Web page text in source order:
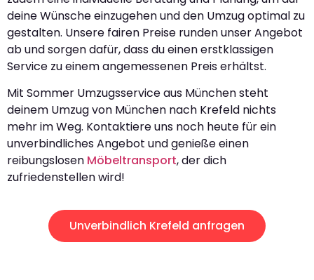
deine Wünsche einzugehen und den Umzug optimal zu
gestalten. Unsere fairen Preise runden unser Angebot
ab und sorgen dafür, dass du einen erstklassigen
Service zu einem angemessenen Preis erhältst.
Mit Sommer Umzugsservice aus München steht
deinem Umzug von München nach Krefeld nichts
mehr im Weg. Kontaktiere uns noch heute für ein
unverbindliches Angebot und genieße einen
reibungslosen Möbeltransport, der dich
zufriedenstellen wird!
Unverbindlich Krefeld anfragen